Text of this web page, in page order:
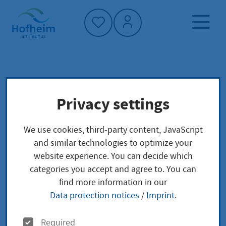
Home"
Vereine
Leistungsbeschreibung
zu einem bestimmten gemeinsamen Zweck
Privacy settings
We use cookies, third-party content, JavaScript
and similar technologies to optimize your
website experience. You can decide which
categories you accept and agree to. You can
find more information in our
Data protection notices / Imprint.
O
Required